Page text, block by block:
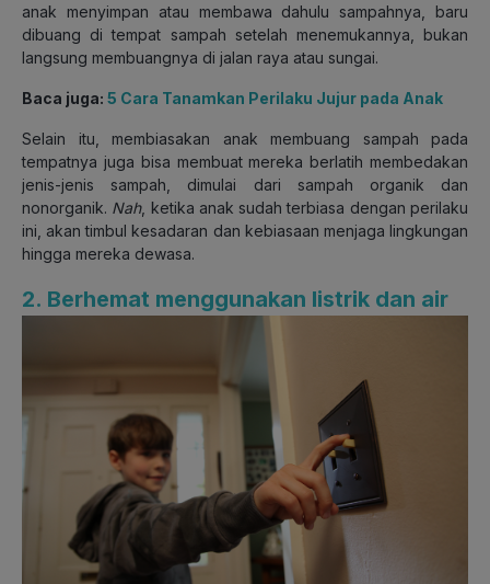
anak menyimpan atau membawa dahulu sampahnya, baru
dibuang di tempat sampah setelah menemukannya, bukan
langsung membuangnya di jalan raya atau sungai.
Baca juga: 5 Cara Tanamkan Perilaku Jujur pada Anak
Selain itu, membiasakan anak membuang sampah pada
tempatnya juga bisa membuat mereka berlatih membedakan
jenis-jenis sampah, dimulai dari sampah organik dan
nonorganik. Nah, ketika anak sudah terbiasa dengan perilaku
ini, akan timbul kesadaran dan kebiasaan menjaga lingkungan
hingga mereka dewasa.
2. Berhemat menggunakan listrik dan air